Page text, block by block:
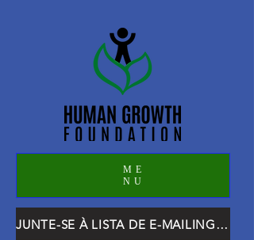
ME
NU
JUNTE-SE À LISTA DE E-MAILING DO HGF